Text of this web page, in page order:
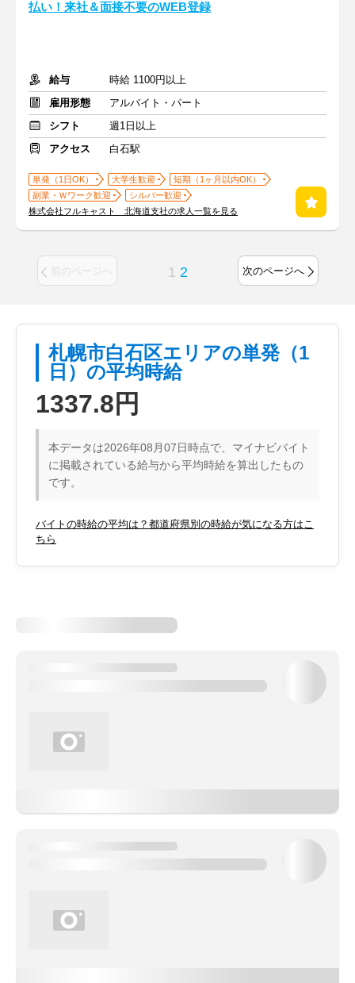
払い！来社＆面接不要のWEB登録
給与
時給 1100円以上
雇用形態
アルバイト・パート
シフト
週1日以上
アクセス
白石駅
単発（1日OK） 大学生歓迎
短期（1ヶ月以内OK）
副業・Ｗワーク歓迎
シルバー歓迎
株式会社フルキャスト 北海道支社の求人一覧を見る
前のページへ 1 2 次のページへ
札幌市白石区エリアの単発（1
日）の平均時給
1337.8円
本データは2026年08月07日時点で、マイナビバイト
に掲載されている給与から平均時給を算出したもの
です。
バイトの時給の平均は？都道府県別の時給が気になる方はこ
ちら